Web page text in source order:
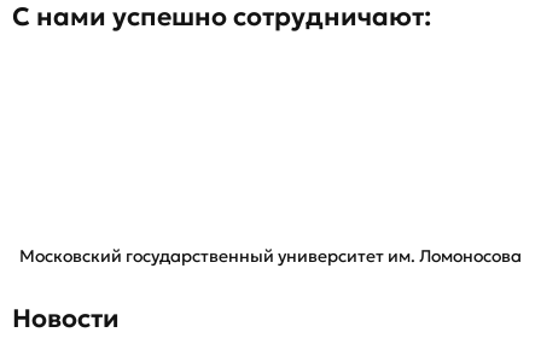
С нами успешно сотрудничают:
Московский государственный университет им. Ломоносова
Новости